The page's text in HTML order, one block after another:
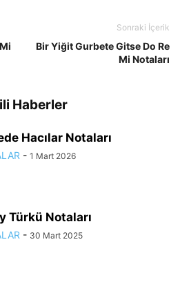
Sonraki İçerik
Bir Yiğit Gurbete Gitse Do Re
Mi Notaları
Haberler
Hacılar Notaları
- 1 Mart 2026
Türkü Notaları
- 30 Mart 2025